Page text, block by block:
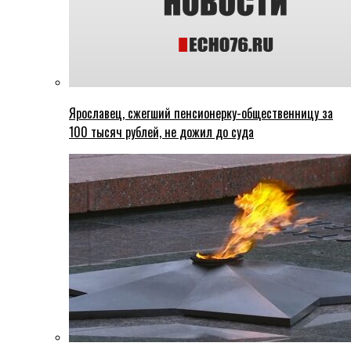
Ярославец, сжегший пенсионерку-общественницу за
100 тысяч рублей, не дожил до суда